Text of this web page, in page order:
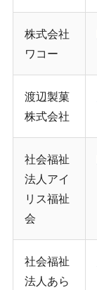
株式会社
ワコー
渡辺製菓
株式会社
社会福祉
法人アイ
リス福祉
会
社会福祉
法人あら